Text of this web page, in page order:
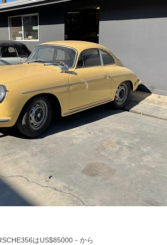
はUS$85000－から